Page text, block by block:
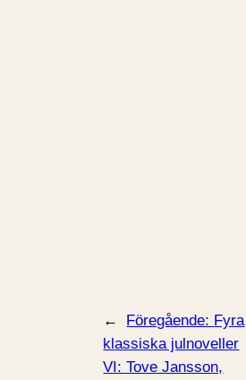
← Föregående: Fyra
klassiska julnoveller
VI: Tove Jansson,